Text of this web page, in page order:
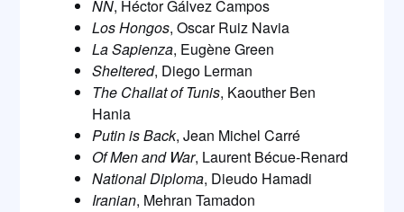
NN, Héctor Gálvez Campos
Los Hongos, Oscar Ruiz Navia
La Sapienza, Eugène Green
Sheltered, Diego Lerman
The Challat of Tunis, Kaouther Ben
Hania
Putin is Back, Jean Michel Carré
Of Men and War, Laurent Bécue-Renard
National Diploma, Dieudo Hamadi
Iranian, Mehran Tamadon